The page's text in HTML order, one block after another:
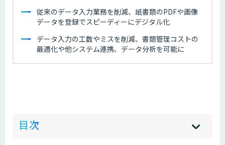
従来のデータ入力業務を削減、紙書類のPDFや画像
データを登録でスピーディーにデジタル化
データ入力の工数やミスを削減、書類管理コストの
最適化や他システム連携、データ分析を可能に
目次 hi
]
sh
]